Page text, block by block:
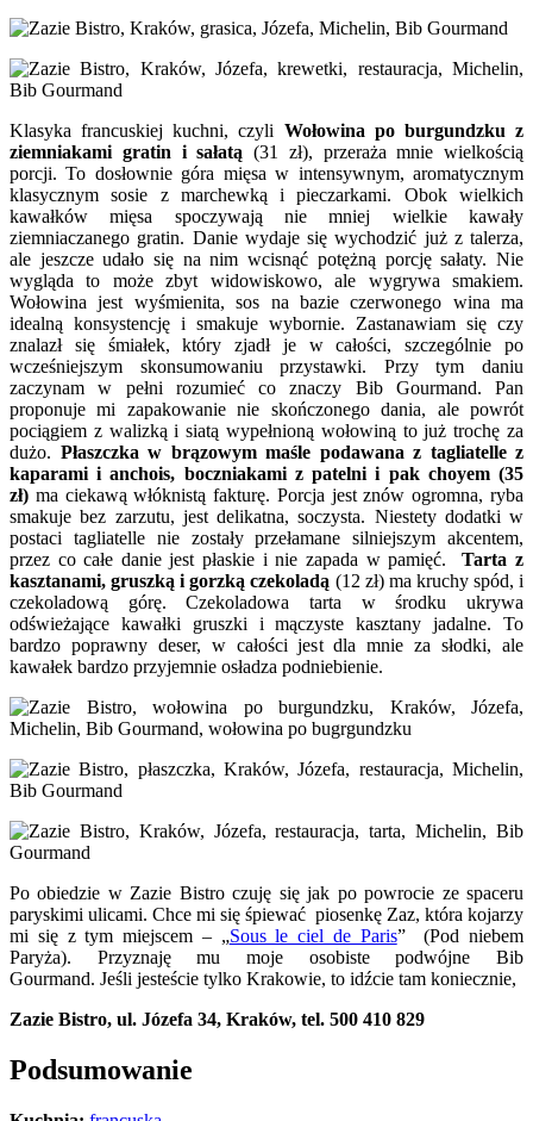
Klasyka francuskiej kuchni, czyli Wołowina po burgundzku z
ziemniakami gratin i sałatą (31 zł), przeraża mnie wielkością
porcji. To dosłownie góra mięsa w intensywnym, aromatycznym
klasycznym sosie z marchewką i pieczarkami. Obok wielkich
kawałków mięsa spoczywają nie mniej wielkie kawały
ziemniaczanego gratin. Danie wydaje się wychodzić już z talerza,
ale jeszcze udało się na nim wcisnąć potężną porcję sałaty. Nie
wygląda to może zbyt widowiskowo, ale wygrywa smakiem.
Wołowina jest wyśmienita, sos na bazie czerwonego wina ma
idealną konsystencję i smakuje wybornie. Zastanawiam się czy
znalazł się śmiałek, który zjadł je w całości, szczególnie po
wcześniejszym skonsumowaniu przystawki. Przy tym daniu
zaczynam w pełni rozumieć co znaczy Bib Gourmand. Pan
proponuje mi zapakowanie nie skończonego dania, ale powrót
pociągiem z walizką i siatą wypełnioną wołowiną to już trochę za
dużo. Płaszczka w brązowym maśle podawana z tagliatelle z
kaparami i anchois, boczniakami z patelni i pak choyem (35
zł) ma ciekawą włóknistą fakturę. Porcja jest znów ogromna, ryba
smakuje bez zarzutu, jest delikatna, soczysta. Niestety dodatki w
postaci tagliatelle nie zostały przełamane silniejszym akcentem,
przez co całe danie jest płaskie i nie zapada w pamięć.Tarta z
kasztanami, gruszką i gorzką czekoladą (12 zł) ma kruchy spód, i
czekoladową górę. Czekoladowa tarta w środku ukrywa
odświeżające kawałki gruszki i mączyste kasztany jadalne. To
bardzo poprawny deser, w całości jest dla mnie za słodki, ale
kawałek bardzo przyjemnie osładza podniebienie.
Po obiedzie w Zazie Bistro czuję się jak po powrocie ze spaceru
paryskimi ulicami. Chce mi się śpiewać piosenkę Zaz, która kojarzy
mi się z tym miejscem – „Sous le ciel de Paris” (Pod niebem
Paryża). Przyznaję mu moje osobiste podwójne Bib
Gourmand. Jeśli jesteście tylko Krakowie, to idźcie tam koniecznie,
Zazie Bistro, ul. Józefa 34, Kraków, tel. 500 410 829
Podsumowanie